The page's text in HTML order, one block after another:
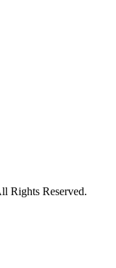
Rights Reserved.